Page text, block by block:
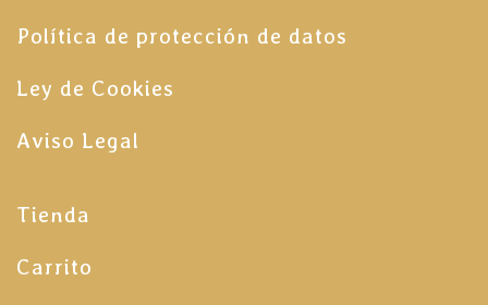
Política de protección de datos
Ley de Cookies
Aviso Legal
Tienda
Carrito